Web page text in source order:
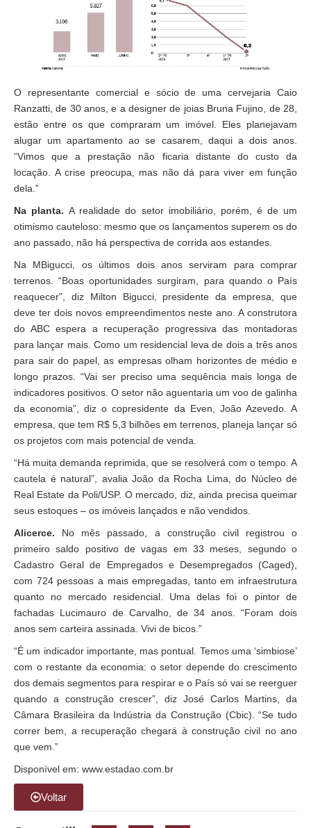
O representante comercial e sócio de uma cervejaria Caio
Ranzatti, de 30 anos, e a designer de joias Bruna Fujino, de 28,
estão entre os que compraram um imóvel. Eles planejavam
alugar um apartamento ao se casarem, daqui a dois anos.
“Vimos que a prestação não ficaria distante do custo da
locação. A crise preocupa, mas não dá para viver em função
dela.”
Na planta. A realidade do setor imobiliário, porém, é de um
otimismo cauteloso: mesmo que os lançamentos superem os do
ano passado, não há perspectiva de corrida aos estandes.
Na MBigucci, os últimos dois anos serviram para comprar
terrenos. “Boas oportunidades surgiram, para quando o País
reaquecer”, diz Milton Bigucci, presidente da empresa, que
deve ter dois novos empreendimentos neste ano. A construtora
do ABC espera a recuperação progressiva das montadoras
para lançar mais. Como um residencial leva de dois a três anos
para sair do papel, as empresas olham horizontes de médio e
longo prazos. “Vai ser preciso uma sequência mais longa de
indicadores positivos. O setor não aguentaria um voo de galinha
da economia”, diz o copresidente da Even, João Azevedo. A
empresa, que tem R$ 5,3 bilhões em terrenos, planeja lançar só
os projetos com mais potencial de venda.
“Há muita demanda reprimida, que se resolverá com o tempo. A
cautela é natural”, avalia João da Rocha Lima, do Núcleo de
Real Estate da Poli/USP. O mercado, diz, ainda precisa queimar
seus estoques – os imóveis lançados e não vendidos.
Alicerce. No mês passado, a construção civil registrou o
primeiro saldo positivo de vagas em 33 meses, segundo o
Cadastro Geral de Empregados e Desempregados (Caged),
com 724 pessoas a mais empregadas, tanto em infraestrutura
quanto no mercado residencial. Uma delas foi o pintor de
fachadas Lucimauro de Carvalho, de 34 anos. “Foram dois
anos sem carteira assinada. Vivi de bicos.”
“É um indicador importante, mas pontual. Temos uma ‘simbiose’
com o restante da economia: o setor depende do crescimento
dos demais segmentos para respirar e o País só vai se reerguer
quando a construção crescer”, diz José Carlos Martins, da
Câmara Brasileira da Indústria da Construção (Cbic). “Se tudo
correr bem, a recuperação chegará à construção civil no ano
que vem.”
Disponível em: www.estadao.com.br
Voltar